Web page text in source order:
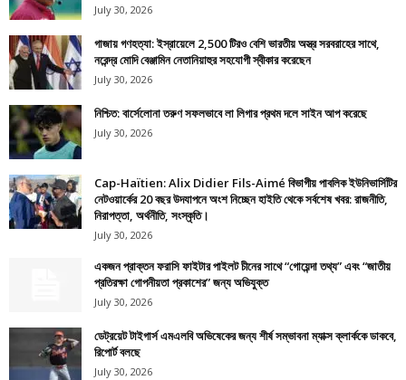
July 30, 2026
গাজায় গণহত্যা: ইস্রায়েলে 2,500 টিরও বেশি ভারতীয় অস্ত্র সরবরাহের সাথে,
নরেন্দ্র মোদি বেঞ্জামিন নেতানিয়াহুর সহযোগী স্বীকার করেছেন
July 30, 2026
নিশ্চিত: বার্সেলোনা তরুণ সফলভাবে লা লিগার প্রথম দলে সাইন আপ করেছে
July 30, 2026
Cap-Haïtien: Alix Didier Fils-Aimé বিভাগীয় পাবলিক ইউনিভার্সিটির
নেটওয়ার্কের 20 বছর উদযাপনে অংশ নিচ্ছেন হাইতি থেকে সর্বশেষ খবর: রাজনীতি,
নিরাপত্তা, অর্থনীতি, সংস্কৃতি।
July 30, 2026
একজন প্রাক্তন ফরাসি ফাইটার পাইলট চীনের সাথে “গোয়েন্দা তথ্য” এবং “জাতীয়
প্রতিরক্ষা গোপনীয়তা প্রকাশের” জন্য অভিযুক্ত
July 30, 2026
ডেট্রয়েট টাইগার্স এমএলবি অভিষেকের জন্য শীর্ষ সম্ভাবনা ম্যাক্স ক্লার্ককে ডাকবে,
রিপোর্ট বলছে
July 30, 2026